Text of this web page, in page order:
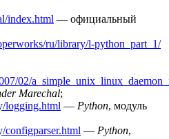
index.html — официальный
ru/library/l-python_part_1/
02/
Marechal;
logging.html — Python, модуль
configparser.html — Python,